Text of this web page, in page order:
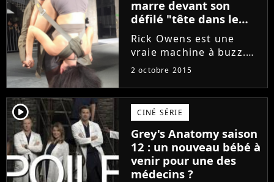
marre devant son
défilé "tête dans le
cul" à Paris
Rick Owens est une
vraie machine à buzz.
Après avoir fait défiler
l'air l'année dernière, le
créateur américain de
53 ans a à nouveau
surpris ses invités à la...
2 octobre 2015
player2 CINÉ SÉRIE
Grey's Anatomy saison
12 : un nouveau bébé à
venir pour une des
médecins ?